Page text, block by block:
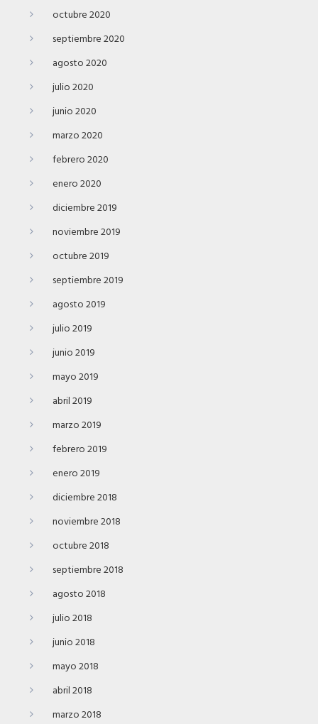
octubre 2020
septiembre 2020
agosto 2020
julio 2020
junio 2020
marzo 2020
febrero 2020
enero 2020
diciembre 2019
noviembre 2019
octubre 2019
septiembre 2019
agosto 2019
julio 2019
junio 2019
mayo 2019
abril 2019
marzo 2019
febrero 2019
enero 2019
diciembre 2018
noviembre 2018
octubre 2018
septiembre 2018
agosto 2018
julio 2018
junio 2018
mayo 2018
abril 2018
marzo 2018